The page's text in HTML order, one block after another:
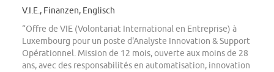
V.I.E., Finanzen, Englisch
“Offre de VIE (Volontariat International en Entreprise) à
Luxembourg pour un poste d'Analyste Innovation & Support
Opérationnel. Mission de 12 mois, ouverte aux moins de 28
ans, avec des responsabilités en automatisation, innovation